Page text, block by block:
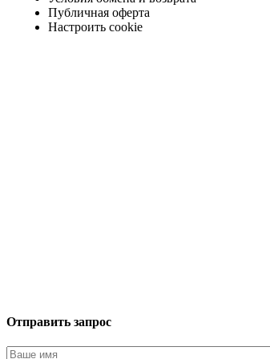
Публичная оферта
Настроить cookie
Отправить запрос